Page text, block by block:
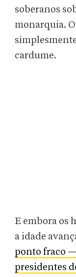
soberanos
monarquia.
cardume.
E embora os
a idade
ponto fraco —
presidentes